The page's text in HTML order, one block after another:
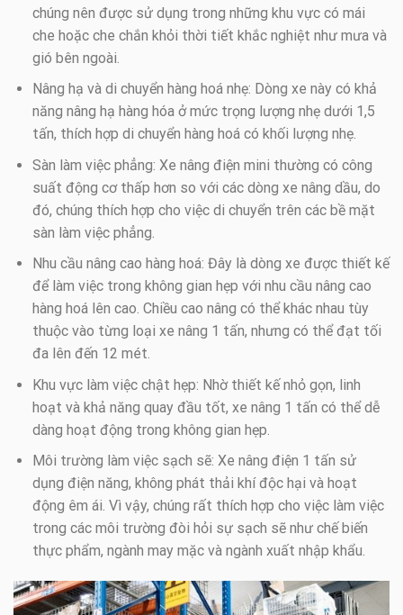
chúng nên được sử dụng trong những khu vực có mái
che hoặc che chắn khỏi thời tiết khắc nghiệt như mưa và
gió bên ngoài.
Nâng hạ và di chuyển hàng hoá nhẹ: Dòng xe này có khả
năng nâng hạ hàng hóa ở mức trọng lượng nhẹ dưới 1,5
tấn, thích hợp di chuyển hàng hoá có khối lượng nhẹ.
Sàn làm việc phẳng: Xe nâng điện mini thường có công
suất động cơ thấp hơn so với các dòng xe nâng dầu, do
đó, chúng thích hợp cho việc di chuyển trên các bề mặt
sàn làm việc phẳng.
Nhu cầu nâng cao hàng hoá: Đây là dòng xe được thiết kế
để làm việc trong không gian hẹp với nhu cầu nâng cao
hàng hoá lên cao. Chiều cao nâng có thể khác nhau tùy
thuộc vào từng loại xe nâng 1 tấn, nhưng có thể đạt tối
đa lên đến 12 mét.
Khu vực làm việc chật hẹp: Nhờ thiết kế nhỏ gọn, linh
hoạt và khả năng quay đầu tốt, xe nâng 1 tấn có thể dễ
dàng hoạt động trong không gian hẹp.
Môi trường làm việc sạch sẽ: Xe nâng điện 1 tấn sử
dụng điện năng, không phát thải khí độc hại và hoạt
động êm ái. Vì vậy, chúng rất thích hợp cho việc làm việc
trong các môi trường đòi hỏi sự sạch sẽ như chế biến
thực phẩm, ngành may mặc và ngành xuất nhập khẩu.